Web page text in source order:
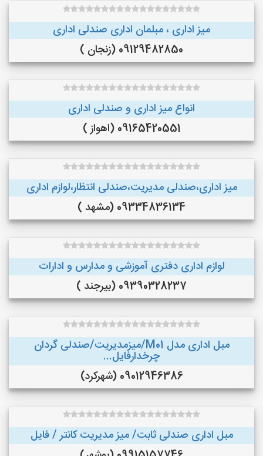
میز اداری ، مبلمان اداری صندلی اداری
09129482850 (زنجان )
انواع میز اداری و صندلی اداری
09165420551 (اهواز )
میز اداری،صندلی مدیریت،صندلی انتظار،لوازم اداری
09334836134 (مشهد )
لوازم اداری دفتری آموزشی و مدارس و ادارات
09390328237 (بیرجند )
مبل اداری مدل M01/میزمدیریت/صندلی گردان
چرخدارفایل...
09012946386 (شهرکرد)
مبل اداری صندلی ثابت/ میز مدیریت کانتر / فایل